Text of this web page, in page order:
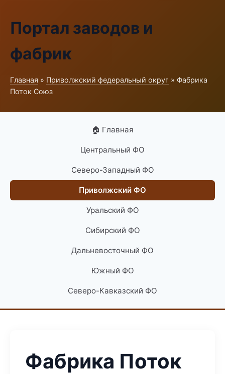
Портал заводов и
фабрик
Главная » Приволжский федеральный округ » Фабрика
Поток Союз
🏠 Главная
Центральный ФО
Северо-Западный ФО
Приволжский ФО
Уральский ФО
Сибирский ФО
Дальневосточный ФО
Южный ФО
Северо-Кавказский ФО
Фабрика Поток